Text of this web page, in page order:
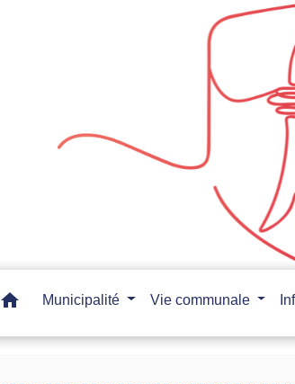
home Municipalité Vie communale